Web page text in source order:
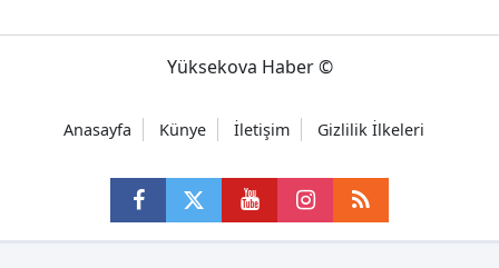
Yüksekova Haber ©
Anasayfa Künye İletişim Gizlilik İlkeleri